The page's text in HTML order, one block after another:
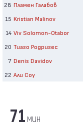
28 Пламен Галабов
15 Kristian Malinov
14 Viv Solomon-Otabor
20 Тиаго Родригес
7 Denis Davidov
22 Али Соу
71 мин